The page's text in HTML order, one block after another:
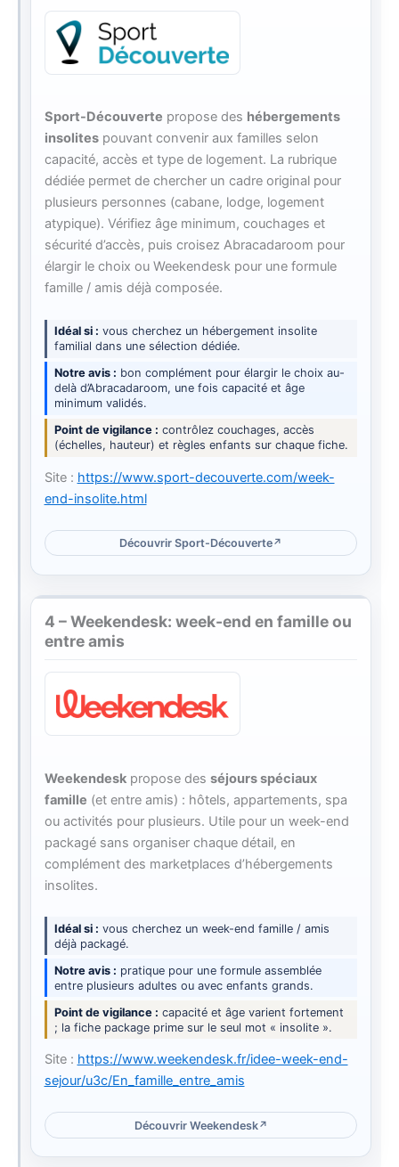
Sport-Découverte propose des hébergements
insolitespouvant convenir aux familles selon
capacité, accès et type de logement. La rubrique
dédiée permet de chercher un cadre original pour
plusieurs personnes (cabane, lodge, logement
atypique). Vérifiez âge minimum, couchages et
sécurité d’accès, puis croisez Abracadaroom pour
élargir le choix ou Weekendesk pour une formule
famille / amis déjà composée.
Idéal si
vous cherchez un hébergement insolite
familial dans une sélection dédiée.
Notre avis
bon complément pour élargir le choix au-
delà d’Abracadaroom, une fois capacité et âge
minimum validés.
Point de vigilance
contrôlez couchages, accès
(échelles, hauteur) et règles enfants sur chaque fiche.
Site : https://www.sport-decouverte.com/week-
end-insolite.html
Découvrir Sport-Découverte
4 – Weekendesk: week-end en famille ou
entre amis
Weekendeskpropose des séjours spéciaux
famille (et entre amis) : hôtels, appartements, spa
ou activités pour plusieurs. Utile pour un week-end
packagé sans organiser chaque détail, en
complément des marketplaces d’hébergements
insolites.
Idéal si
vous cherchez un week-end famille / amis
déjà packagé.
Notre avis
pratique pour une formule assemblée
entre plusieurs adultes ou avec enfants grands.
Point de vigilance
capacité et âge varient fortement
; la fiche package prime sur le seul mot « insolite ».
Site : https://www.weekendesk.fr/idee-week-end-
sejour/u3c/En_famille_entre_amis
Découvrir Weekendesk